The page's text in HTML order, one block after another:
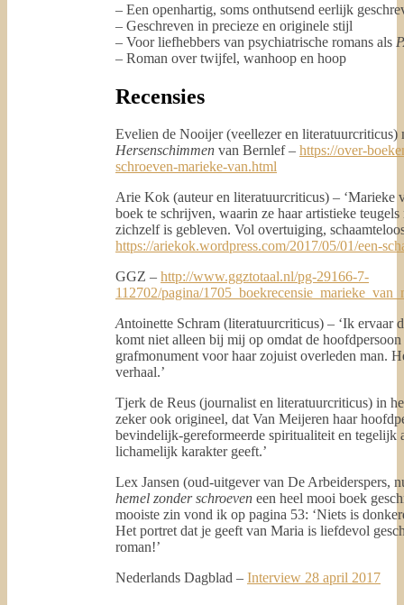
– Een openhartig, soms onthutsend eerlijk
– Geschreven in precieze en originele stijl
– Voor liefhebbers van psychiatrische romans als
– Roman over twijfel, wanhoop en hoop
Recensies
Evelien de Nooijer (veellezer en literatuurcriticus)
Hersenschimmen van Bernlef – https://over-
schroeven-marieke-van.html
Arie Kok (auteur en literatuurcriticus) – ‘Marieke
boek te schrijven, waarin ze haar artistieke
zichzelf is gebleven. Vol overtuiging,
https://ariekok.wordpress.com/2017/05/01/een-
GGZ – http://www.ggztotaal.nl/pg-29166-7-
112702/pagina/
Antoinette Schram (literatuurcriticus) – ‘Ik ervaar
komt niet alleen bij mij op omdat de
grafmonument voor haar zojuist overleden man.
verhaal.’
Tjerk de Reus (journalist en literatuurcriticus) in
zeker ook origineel, dat Van Meijeren haar
bevindelijk-gereformeerde spiritualiteit en tegelijk
lichamelijk karakter geeft.’
Lex Jansen (oud-uitgever van De Arbeiderspers,
hemel zonder schroeven een heel mooi boek
mooiste zin vond ik op pagina 53: ‘Niets is
Het portret dat je geeft van Maria is liefdevol
roman!’
Nederlands Dagblad – Interview 28 april 2017